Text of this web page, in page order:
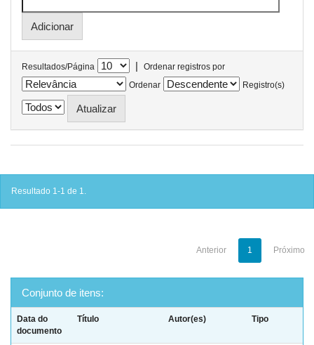
Resultados/Página |
Ordenar registros por
Ordenar
Registro(s)
Resultado 1-1 de 1.
Anterior 1 Próximo
Conjunto de itens:
Data do
documento
Título Autor(es) Tipo